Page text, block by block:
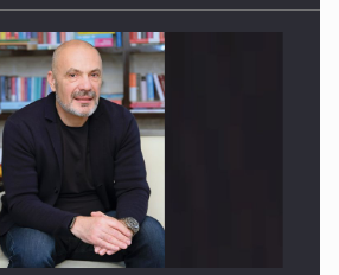
RETHINK STRATEGY-Finantare